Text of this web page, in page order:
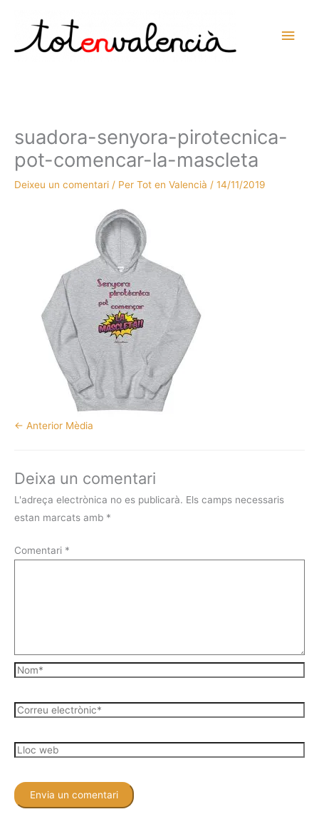
contingut
suadora-senyora-pirotecnica-
pot-comencar-la-mascleta
Deixeu un comentari / Per Tot en Valencià / 14/11/2019
← Anterior Mèdia
Deixa un comentari
L'adreça electrònica no es publicarà. Els camps necessaris
estan marcats amb *
Comentari *
Nom*
Correu
Lloc